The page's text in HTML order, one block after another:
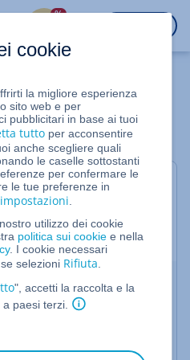
%
WordPress su
come migrare
da un altro provider a
il trasferimento
per migrare
di un plugin
cookie
la migliore esperienza
sito web e per
pubblicitari in base ai tuoi
tutto per acconsentire
anche scegliere quali
le caselle sottostanti
per confermare le
le tue preferenze in
impostazioni
utilizzo dei cookie
politica sui cookie e nella
. I cookie necessari
selezioni Rifiuta
", accetti la raccolta e la
paesi terzi.